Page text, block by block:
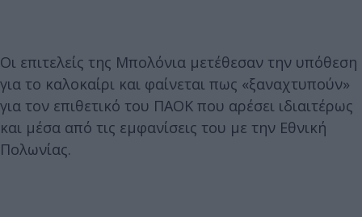
Οι επιτελείς της Μπολόνια μετέθεσαν την υπόθεση
για το καλοκαίρι και φαίνεται πως «ξαναχτυπούν»
για τον επιθετικό του ΠΑΟΚ που αρέσει ιδιαιτέρως
και μέσα από τις εμφανίσεις του με την Εθνική
Πολωνίας.